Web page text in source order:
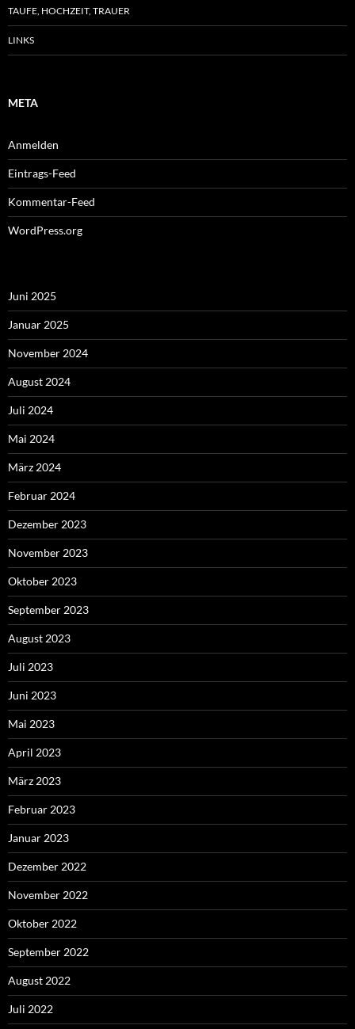
TAUFE, HOCHZEIT, TRAUER
LINKS
META
Anmelden
Eintrags-Feed
Kommentar-Feed
WordPress.org
Juni 2025
Januar 2025
November 2024
August 2024
Juli 2024
Mai 2024
März 2024
Februar 2024
Dezember 2023
November 2023
Oktober 2023
September 2023
August 2023
Juli 2023
Juni 2023
Mai 2023
April 2023
März 2023
Februar 2023
Januar 2023
Dezember 2022
November 2022
Oktober 2022
September 2022
August 2022
Juli 2022